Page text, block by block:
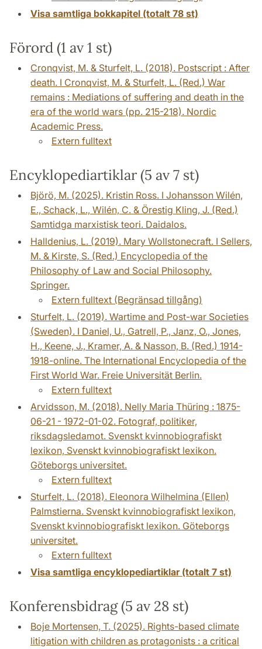
Visa samtliga bokkapitel (totalt 78 st)
Förord (1 av 1 st)
Cronqvist, M. & Sturfelt, L. (2018). Postscript : After
death. I Cronqvist, M. & Sturfelt, L. (Red.) War
remains : Mediations of suffering and death in the
era of the world wars (pp. 215-218). Nordic
Academic Press.
Extern fulltext
Encyklopediartiklar (5 av 7 st)
Björö, M. (2025). Kristin Ross. I Johansson Wilén,
E., Schack, L., Wilén, C. & Örestig Kling, J. (Red.)
Samtidga marxistisk teori. Daidalos.
Halldenius, L. (2019). Mary Wollstonecraft. I Sellers,
M. & Kirste, S. (Red.) Encyclopedia of the
Philosophy of Law and Social Philosophy.
Springer.
Extern fulltext (Begränsad tillgång)
Sturfelt, L. (2019). Wartime and Post-war Societies
(Sweden). I Daniel, U., Gatrell, P., Janz, O., Jones,
H., Keene, J., Kramer, A. & Nasson, B. (Red.) 1914-
1918-online. The International Encyclopedia of the
First World War. Freie Universität Berlin.
Extern fulltext
Arvidsson, M. (2018). Nelly Maria Thüring : 1875-
06-21 - 1972-01-02. Fotograf, politiker,
riksdagsledamot. Svenskt kvinnobiografiskt
lexikon, Svenskt kvinnobiografiskt lexikon.
Göteborgs universitet.
Extern fulltext
Sturfelt, L. (2018). Eleonora Wilhelmina (Ellen)
Palmstierna. Svenskt kvinnobiografiskt lexikon,
Svenskt kvinnobiografiskt lexikon. Göteborgs
universitet.
Extern fulltext
Visa samtliga encyklopediartiklar (totalt 7 st)
Konferensbidrag (5 av 28 st)
Boje Mortensen, T. (2025). Rights-based climate
litigation with children as protagonists : a critical